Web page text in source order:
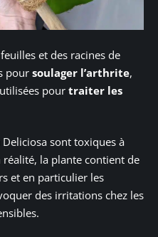
et des racines de
pour soulager l’arthrite,
pour traiter les
sont toxiques à
réalité, la plante contient de
et en particulier les
des irritations chez les